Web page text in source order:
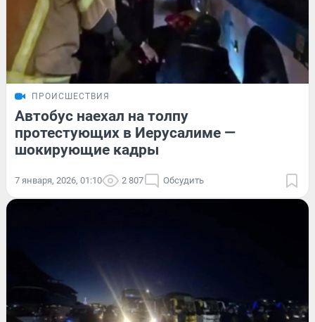
ПРОИСШЕСТВИЯ
Автобус наехал на толпу
протестующих в Иерусалиме —
шокирующие кадры
7 января, 2026, 01:10 2 807 Обсудить